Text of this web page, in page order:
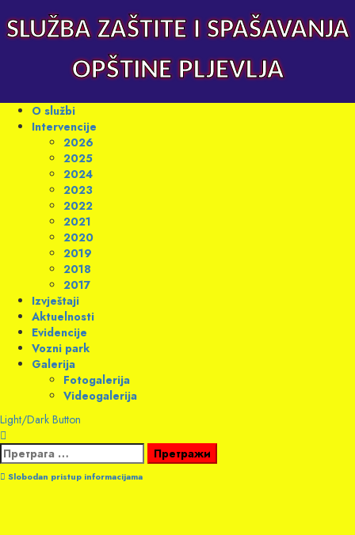
to
content
SLUŽBA ZAŠTITE I SPAŠAVANJA
OPŠTINE PLJEVLJA
Primary
Menu
O službi
Intervencije
2026
2025
2024
2023
2022
2021
2020
2019
2018
2017
Izvještaji
Aktuelnosti
Evidencije
Vozni park
Galerija
Fotogalerija
Videogalerija
Light/Dark Button
Претрага
за:
Slobodan pristup informacijama